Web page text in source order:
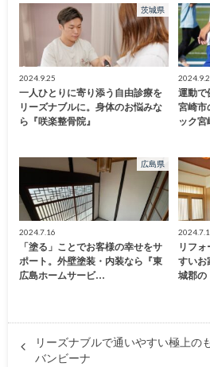
茨城県
2024.9.25
一人ひとりに寄り添う自由診療を
リーズナブルに。身体のお悩みな
ら『咲楽整骨院』
運動で
宮崎市
ック宮
広島県
2024.7.16
「塗る」ことでお客様の幸せをサ
ポート。外壁塗装・内装なら『東
広島ホームサービ…
リフ
すいお
城郡
リーズナブルで通いやすい極上の
バンビーナ